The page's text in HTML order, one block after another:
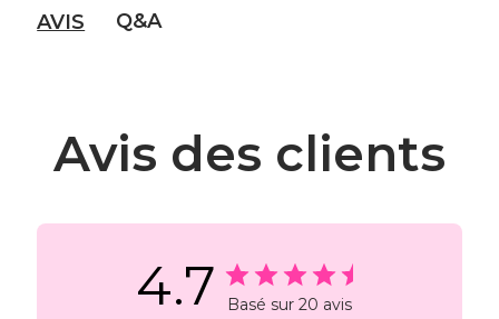
AVIS Q&A
Avis des clients
4.7 Basé sur 20 avis